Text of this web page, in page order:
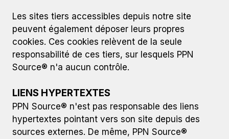
Les sites tiers accessibles depuis notre site
peuvent également déposer leurs propres
cookies. Ces cookies relèvent de la seule
responsabilité de ces tiers, sur lesquels PPN
Source® n'a aucun contrôle.
LIENS HYPERTEXTES
PPN Source® n'est pas responsable des liens
hypertextes pointant vers son site depuis des
sources externes. De même, PPN Source®